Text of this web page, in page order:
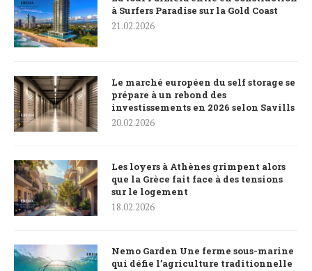
à Surfers Paradise sur la Gold Coast
21.02.2026
Le marché européen du self storage se
prépare à un rebond des
investissements en 2026 selon Savills
20.02.2026
Les loyers à Athènes grimpent alors
que la Grèce fait face à des tensions
sur le logement
18.02.2026
Nemo Garden Une ferme sous-marine
qui défie l’agriculture traditionnelle